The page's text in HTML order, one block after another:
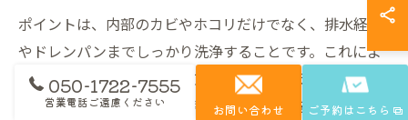
ポイントは、内部のカビやホコリだけでなく、排水経路
やドレンパンまでしっかり洗浄することです。これによ
り、カビ臭や水漏れなどエアコン特有のトラブルを未然
に防ぐことができます。洗浄後は各パーツを丁寧に組み
050-1722-7555
営業電話ご遠慮ください お問い合わせ ご予約はこちら